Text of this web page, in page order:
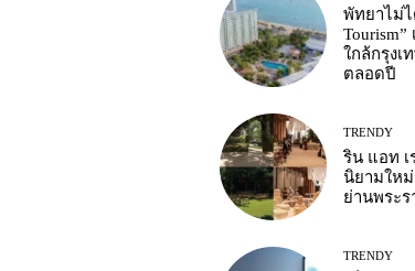
พัทยาไม่ไ
ใกล้กรุงเ
ตลอดปี
TRENDY
ริน แอท เ
นิยามให
ย่านพระร
TRENDY